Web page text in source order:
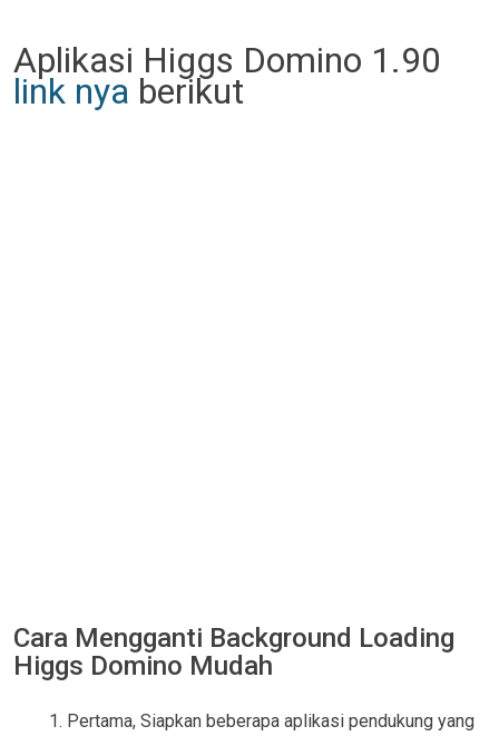
Aplikasi Higgs Domino 1.90
link nya berikut
Cara Mengganti Background Loading
Higgs Domino Mudah
Pertama, Siapkan beberapa aplikasi pendukung yang